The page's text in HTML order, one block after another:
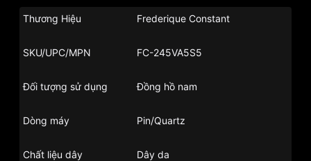
Thương Hiệu Frederique Constant
SKU/UPC/MPN FC-245VA5S5
Đối tượng sử dụng Đồng hồ nam
Dòng máy Pin/Quartz
Chất liệu dây Dây da